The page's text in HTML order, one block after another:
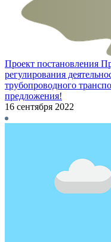
Проект постановления
регулирования
трубопроводного
предложения!
16 сентября 2022